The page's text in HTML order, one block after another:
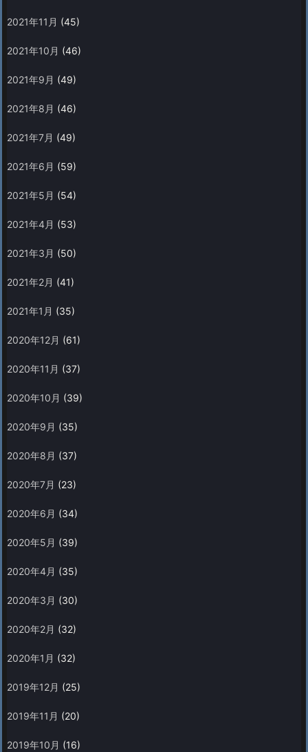
2021年11月 (45)
2021年10月 (46)
2021年9月 (49)
2021年8月 (46)
2021年7月 (49)
2021年6月 (59)
2021年5月 (54)
2021年4月 (53)
2021年3月 (50)
2021年2月 (41)
2021年1月 (35)
2020年12月 (61)
2020年11月 (37)
2020年10月 (39)
2020年9月 (35)
2020年8月 (37)
2020年7月 (23)
2020年6月 (34)
2020年5月 (39)
2020年4月 (35)
2020年3月 (30)
2020年2月 (32)
2020年1月 (32)
2019年12月 (25)
2019年11月 (20)
2019年10月 (16)